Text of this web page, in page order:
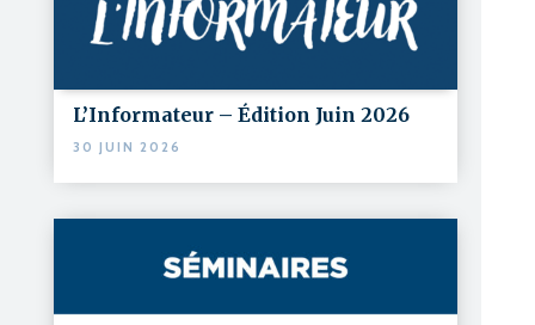
L’Informateur – Édition Juin 2026
30 JUIN 2026